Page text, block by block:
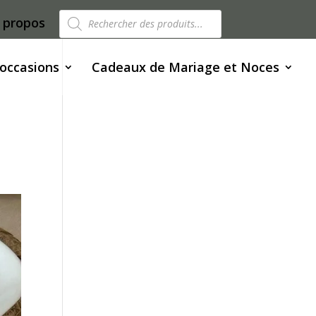
propos Recherche
de
produits
Cadeaux de Mariage et Noces